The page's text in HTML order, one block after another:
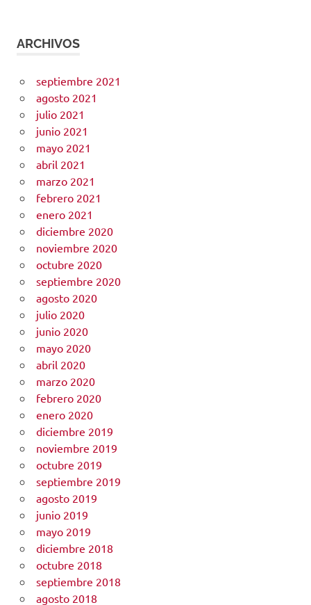
ARCHIVOS
septiembre 2021
agosto 2021
julio 2021
junio 2021
mayo 2021
abril 2021
marzo 2021
febrero 2021
enero 2021
diciembre 2020
noviembre 2020
octubre 2020
septiembre 2020
agosto 2020
julio 2020
junio 2020
mayo 2020
abril 2020
marzo 2020
febrero 2020
enero 2020
diciembre 2019
noviembre 2019
octubre 2019
septiembre 2019
agosto 2019
junio 2019
mayo 2019
diciembre 2018
octubre 2018
septiembre 2018
agosto 2018